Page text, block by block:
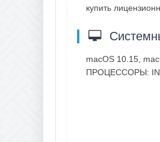
купить
macOS 10.15,
ПРОЦЕССОРЫ: